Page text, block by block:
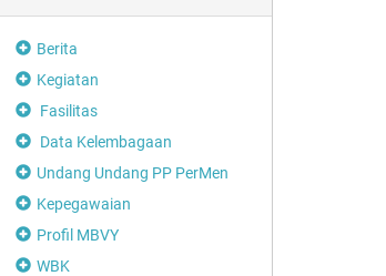
Berita
Kegiatan
Fasilitas
Data Kelembagaan
Undang Undang PP PerMen
Kepegawaian
Profil MBVY
WBK